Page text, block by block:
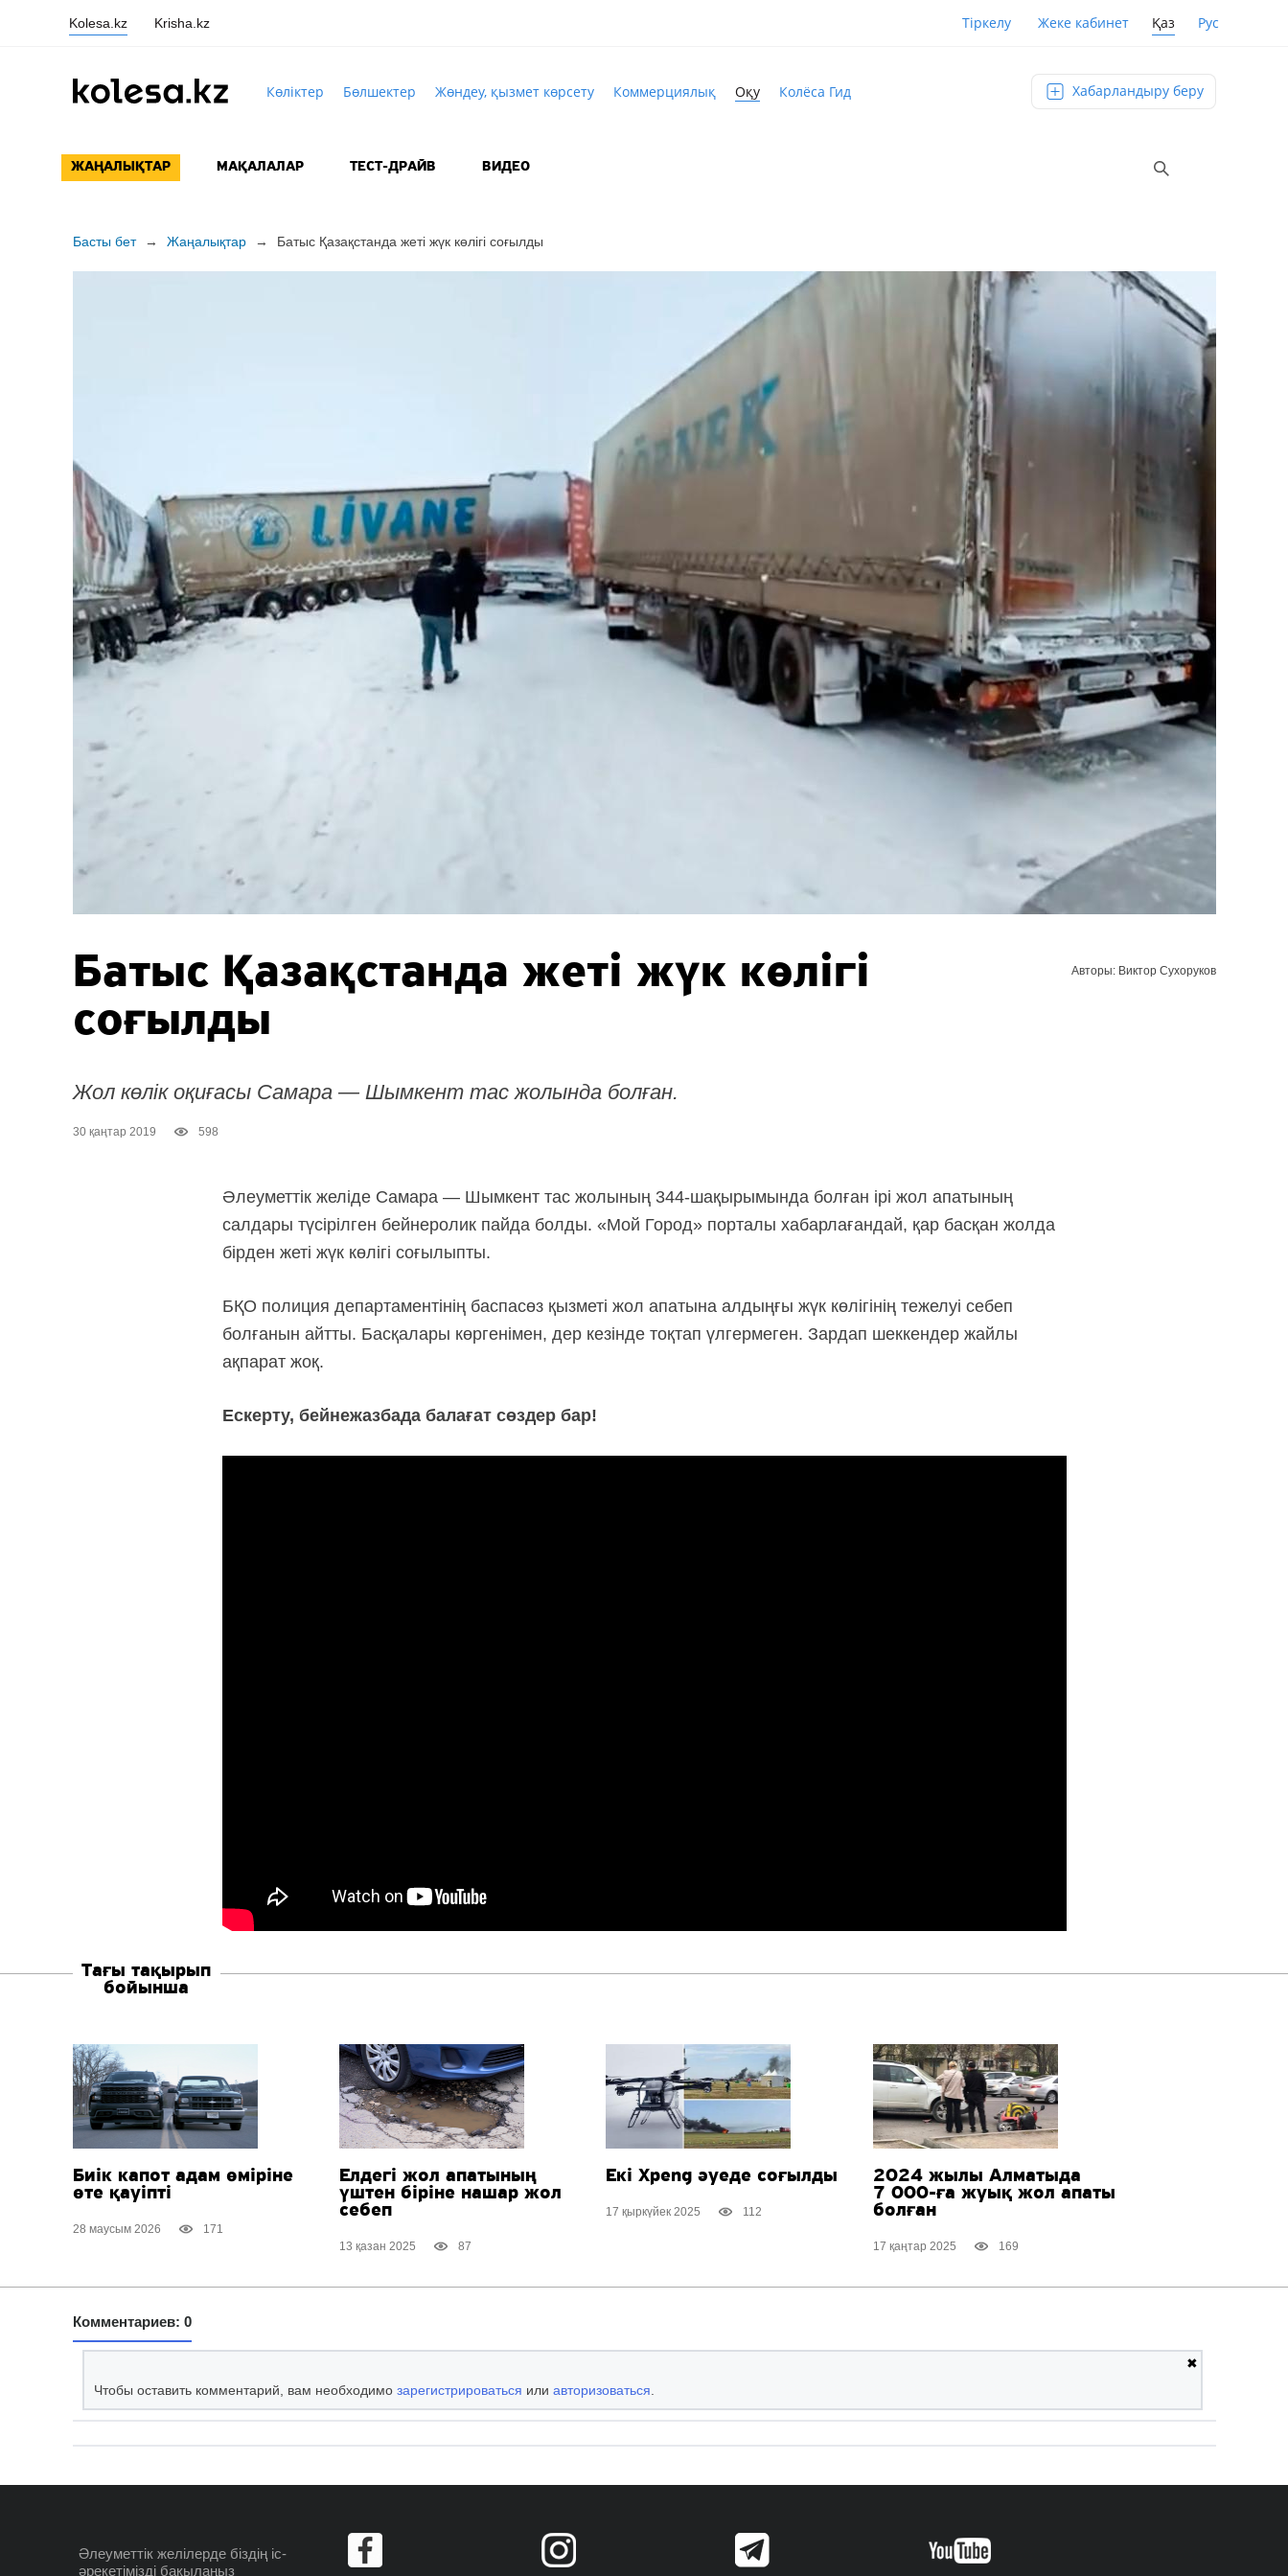
Kolesa.kz Krisha.kz Тіркелу Жеке кабинет Қаз Рус
Көліктер Бөлшектер Жөндеу, қызмет көрсету Коммерциялық Оқу Колёса Гид Хабарландыру беру
ЖАҢАЛЫҚТАР МАҚАЛАЛАР ТЕСТ-ДРАЙВ ВИДЕО
Басты бет → Жаңалықтар → Батыс Қазақстанда жеті жүк көлігі соғылды
Батыс Қазақстанда жеті жүк көлігі
соғылды
Жол көлік оқиғасы Самара — Шымкент тас жолында болған.
30 қаңтар 2019 598
Авторы: Виктор Сухоруков
Әлеуметтік желіде Самара — Шымкент тас жолының 344-шақырымында болған ірі жол апатының
салдары түсірілген бейнеролик пайда болды. «Мой Город» порталы хабарлағандай, қар басқан жолда
бірден жеті жүк көлігі соғылыпты.
БҚО полиция департаментінің баспасөз қызметі жол апатына алдыңғы жүк көлігінің тежелуі себеп
болғанын айтты. Басқалары көргенімен, дер кезінде тоқтап үлгермеген. Зардап шеккендер жайлы
ақпарат жоқ.
Ескерту, бейнежазбада балағат сөздер бар!
Тағы тақырып
бойынша
Биік капот адам өміріне
өте қауіпті
28 маусым 2026 171
Елдегі жол апатының
үштен біріне нашар жол
себеп
13 қазан 2025 87
Екі Xpeng әуеде соғылды
17 қыркүйек 2025 112
2024 жылы Алматыда
7 000-ға жуық жол апаты
болған
17 қаңтар 2025 169
Комментариев: 0
✖
Чтобы оставить комментарий, вам необходимо зарегистрироваться или авторизоваться
Әлеуметтік желілердебіздің іс-
әрекетімізді бақылаңыз